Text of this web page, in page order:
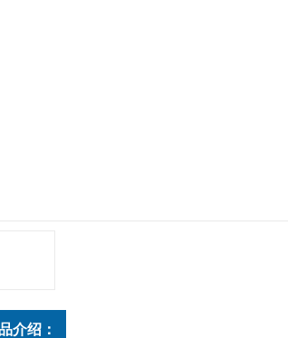
介绍：